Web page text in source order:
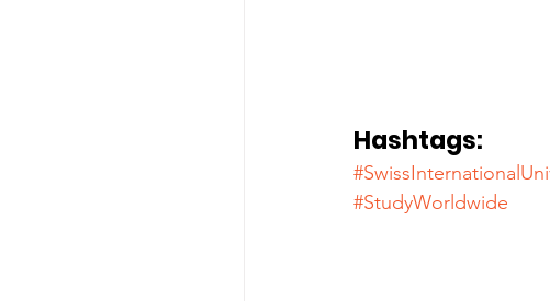
Hashtags:
#StudyWorldwide